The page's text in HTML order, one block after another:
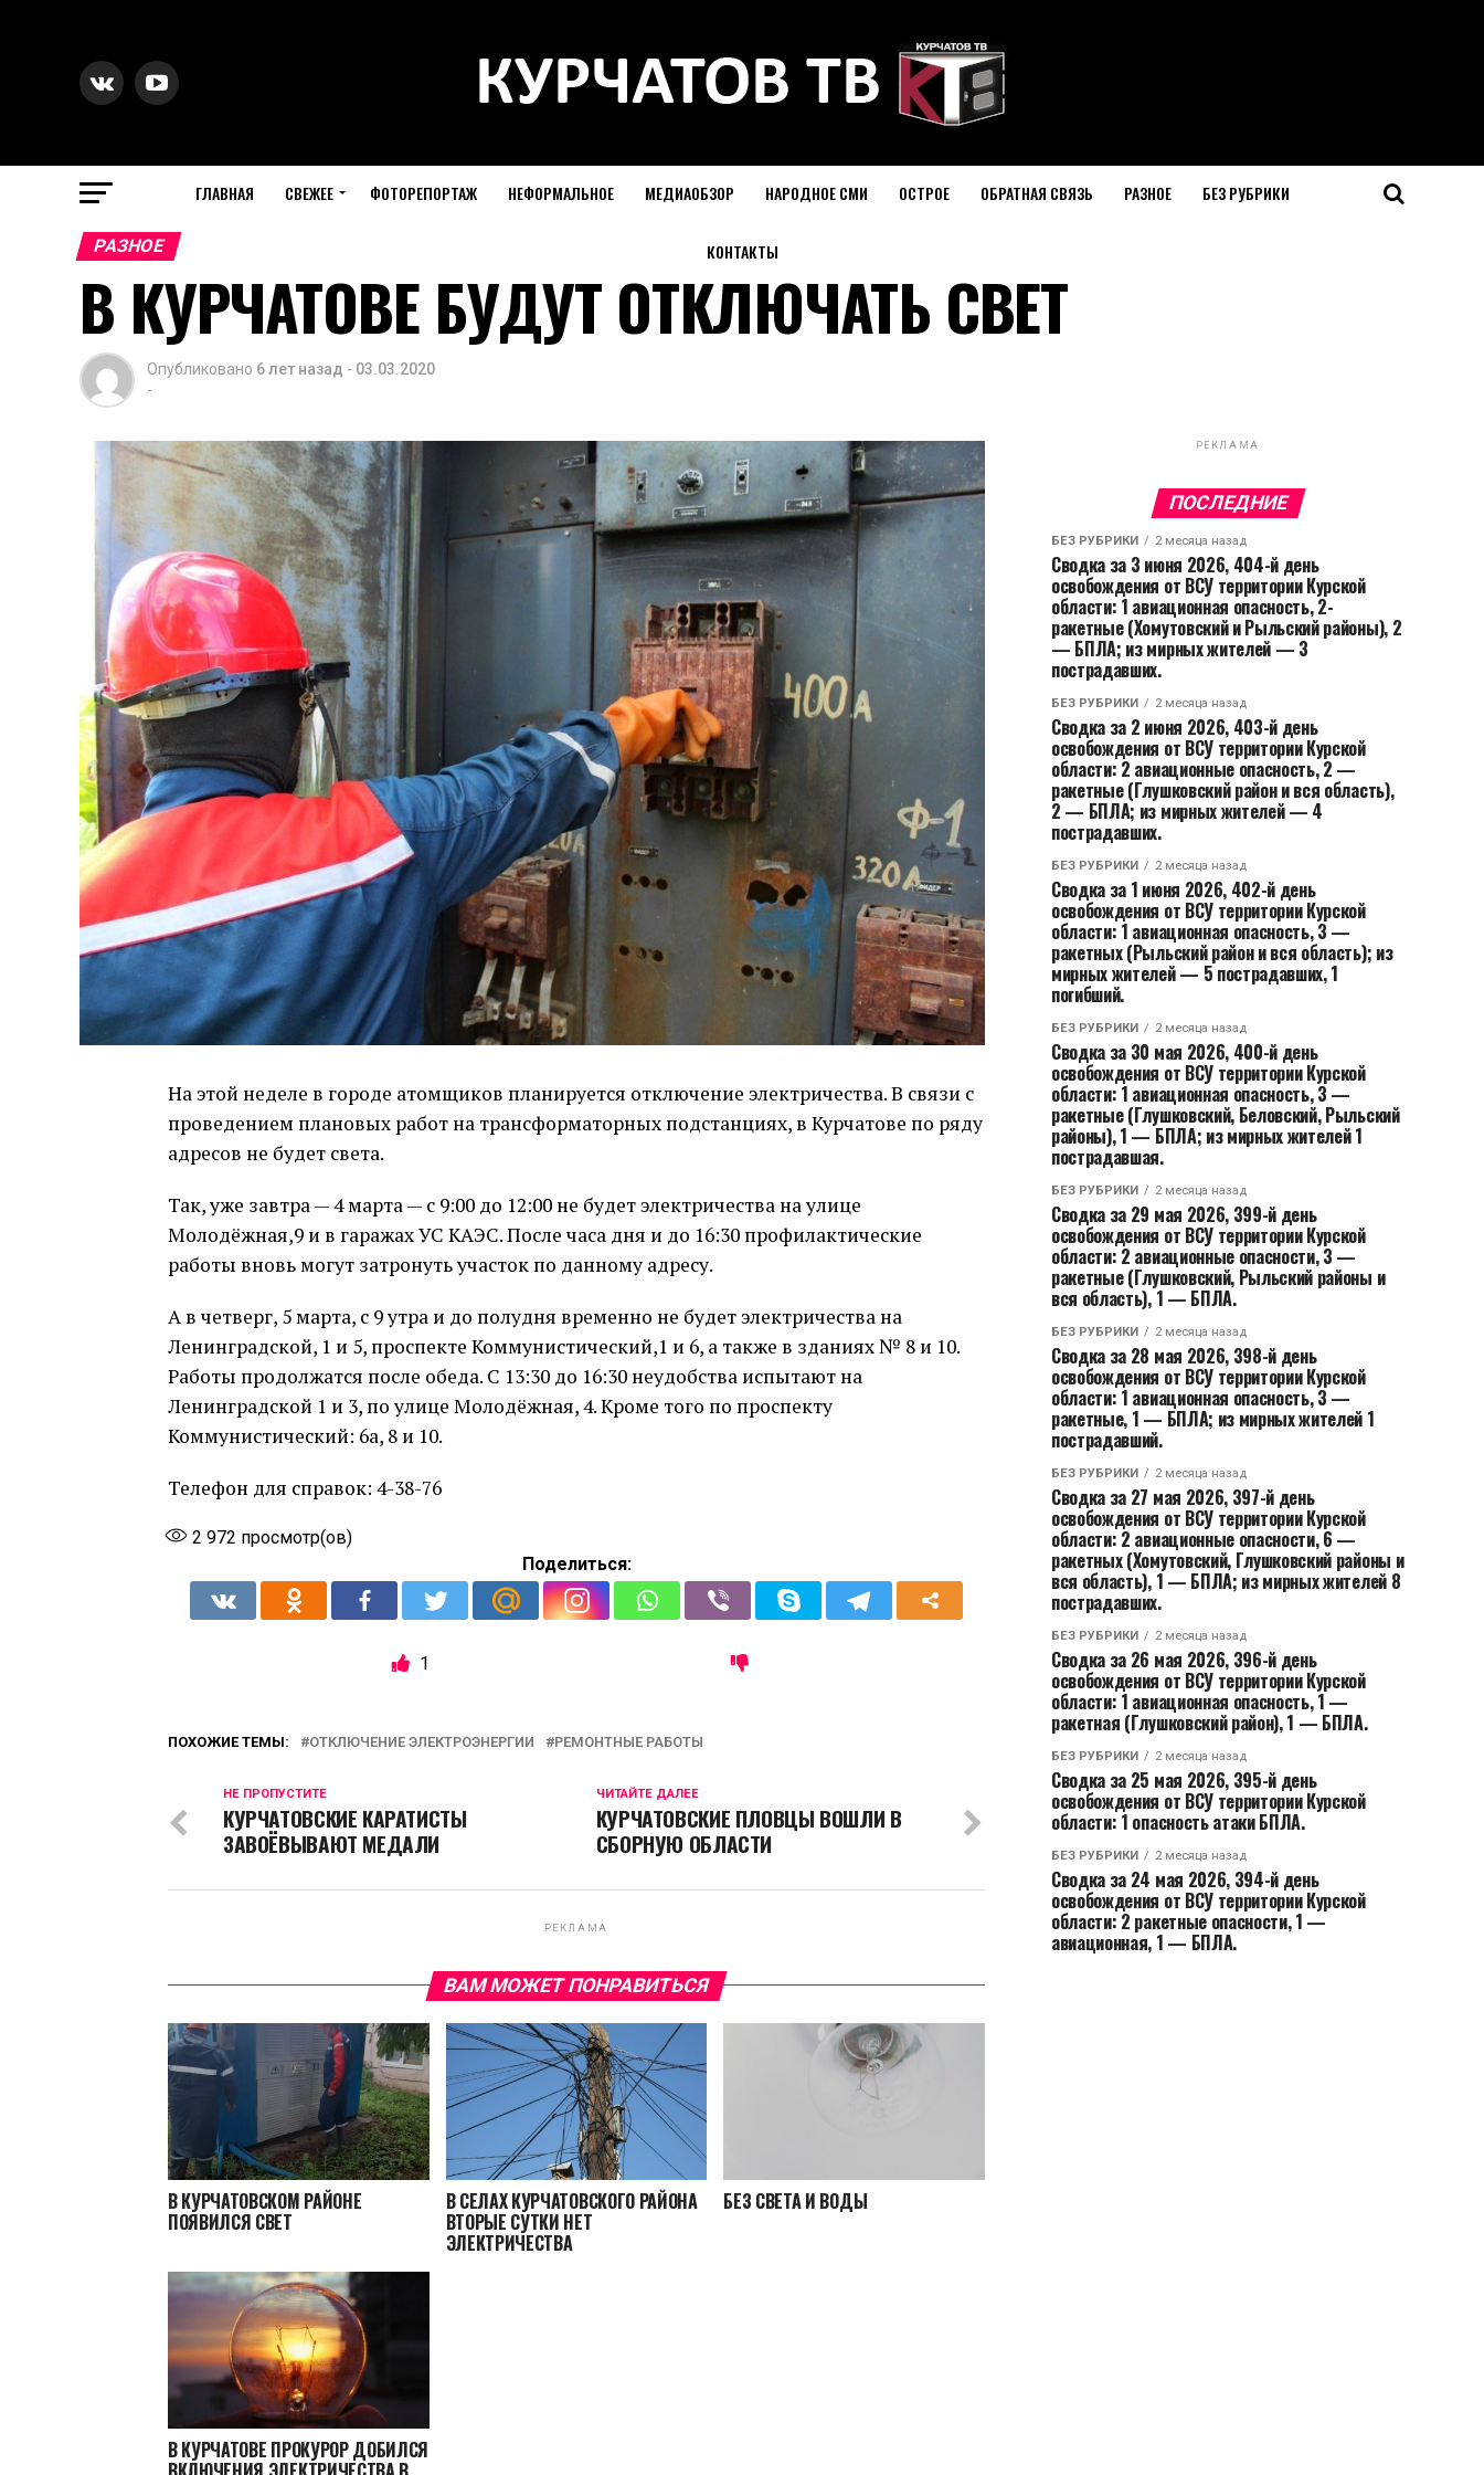
ГЛАВНАЯ СВЕЖЕЕ ФОТОРЕПОРТАЖ НЕФОРМАЛЬНОЕ МЕДИАОБЗОР НАРОДНОЕ СМИ ОСТРОЕ ОБРАТНАЯ СВЯЗЬ РАЗНОЕ БЕЗ РУБРИКИ
КОНТАКТЫ
РАЗНОЕ
В КУРЧАТОВЕ БУДУТ ОТКЛЮЧАТЬ СВЕТ
Опубликовано 6 лет назад - 03.03.2020
-
На этой неделе в городе атомщиков планируется отключение электричества. В связи с
проведением плановых работ на трансформаторных подстанциях, в Курчатове по ряду
адресов не будет света.
Так, уже завтра — 4 марта — с 9:00 до 12:00 не будет электричества на улице
Молодёжная,9 и в гаражах УС КАЭС. После часа дня и до 16:30 профилактические
работы вновь могут затронуть участок по данному адресу.
А в четверг, 5 марта, с 9 утра и до полудня временно не будет электричества на
Ленинградской, 1 и 5, проспекте Коммунистический,1 и 6, а также в зданиях № 8 и 10.
Работы продолжатся после обеда. С 13:30 до 16:30 неудобства испытают на
Ленинградской 1 и 3, по улице Молодёжная, 4. Кроме того по проспекту
Коммунистический: 6а, 8 и 10.
Телефон для справок: 4-38-76
2 972 просмотр(ов)
Поделиться:
1
ПОХОЖИЕ ТЕМЫ: ОТКЛЮЧЕНИЕ ЭЛЕКТРОЭНЕРГИИ РЕМОНТНЫЕ РАБОТЫ
ЧИТАЙТЕ ДАЛЕЕ
КУРЧАТОВСКИЕ ПЛОВЦЫ ВОШЛИ В
СБОРНУЮ ОБЛАСТИ
НЕ ПРОПУСТИТЕ
КУРЧАТОВСКИЕ КАРАТИСТЫ
ЗАВОЁВЫВАЮТ МЕДАЛИ
РЕКЛАМА
ВАМ МОЖЕТ ПОНРАВИТЬСЯ
В КУРЧАТОВСКОМ РАЙОНЕ
ПОЯВИЛСЯ СВЕТ
В СЕЛАХ КУРЧАТОВСКОГО РАЙОНА
ВТОРЫЕ СУТКИ НЕТ
ЭЛЕКТРИЧЕСТВА
БЕЗ СВЕТА И ВОДЫ
В КУРЧАТОВЕ ПРОКУРОР ДОБИЛСЯ
РЕКЛАМА
ПОСЛЕДНИЕ
БЕЗ РУБРИКИ 2 месяца назад
Сводка за 3 июня 2026, 404-й день
освобождения от ВСУ территории Курской
области: 1 авиационная опасность, 2-
ракетные (Хомутовский и Рыльский районы), 2
— БПЛА; из мирных жителей — 3
пострадавших.
БЕЗ РУБРИКИ 2 месяца назад
Сводка за 2 июня 2026, 403-й день
освобождения от ВСУ территории Курской
области: 2 авиационные опасность, 2 —
ракетные (Глушковский район и вся область),
2 — БПЛА; из мирных жителей — 4
пострадавших.
БЕЗ РУБРИКИ 2 месяца назад
Сводка за 1 июня 2026, 402-й день
освобождения от ВСУ территории Курской
области: 1 авиационная опасность, 3 —
ракетных (Рыльский район и вся область); из
мирных жителей — 5 пострадавших, 1
погибший.
БЕЗ РУБРИКИ 2 месяца назад
Сводка за 30 мая 2026, 400-й день
освобождения от ВСУ территории Курской
области: 1 авиационная опасность, 3 —
ракетные (Глушковский, Беловский, Рыльский
районы), 1 — БПЛА; из мирных жителей 1
пострадавшая.
БЕЗ РУБРИКИ 2 месяца назад
Сводка за 29 мая 2026, 399-й день
освобождения от ВСУ территории Курской
области: 2 авиационные опасности, 3 —
ракетные (Глушковский, Рыльский районы и
вся область), 1 — БПЛА.
БЕЗ РУБРИКИ 2 месяца назад
Сводка за 28 мая 2026, 398-й день
освобождения от ВСУ территории Курской
области: 1 авиационная опасность, 3 —
ракетные, 1 — БПЛА; из мирных жителей 1
пострадавший.
БЕЗ РУБРИКИ 2 месяца назад
Сводка за 27 мая 2026, 397-й день
освобождения от ВСУ территории Курской
области: 2 авиационные опасности, 6 —
ракетных (Хомутовский, Глушковский районы и
вся область), 1 — БПЛА; из мирных жителей 8
пострадавших.
БЕЗ РУБРИКИ 2 месяца назад
Сводка за 26 мая 2026, 396-й день
освобождения от ВСУ территории Курской
области: 1 авиационная опасность, 1 —
ракетная (Глушковский район), 1 — БПЛА.
БЕЗ РУБРИКИ 2 месяца назад
Сводка за 25 мая 2026, 395-й день
освобождения от ВСУ территории Курской
области: 1 опасность атаки БПЛА.
БЕЗ РУБРИКИ 2 месяца назад
Сводка за 24 мая 2026, 394-й день
освобождения от ВСУ территории Курской
области: 2 ракетные опасности, 1 —
авиационная, 1 — БПЛА.